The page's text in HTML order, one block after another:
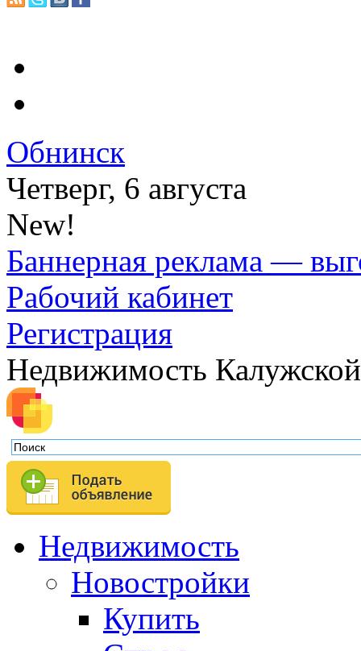
Обнинск
Четверг, 6 августа
New!
Баннерная реклама —
Рабочий кабинет
Регистрация
Недвижимость
Недвижимость
Новостройки
Купить